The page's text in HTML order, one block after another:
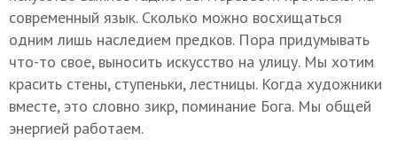
современный язык. Сколько можно восхищаться
одним лишь наследием предков. Пора придумывать
что-то свое, выносить искусство на улицу. Мы хотим
красить стены, ступеньки, лестницы. Когда художники
вместе, это словно зикр, поминание Бога. Мы общей
энергией работаем.